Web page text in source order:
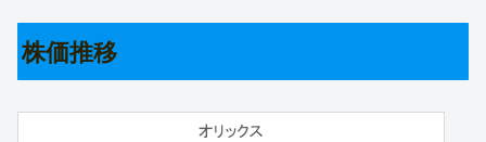
株価推移